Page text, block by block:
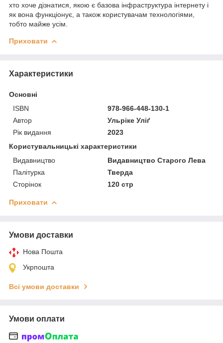
хто хоче дізнатися, якою є базова інфраструктура інтернету і
як вона функціонує, а також користувачам технологіями,
тобто майже усім.
Приховати
Характеристики
Основні
ISBN
978-966-448-130-1
Автор
Ульріке Уліґ
Рік видання
2023
Користувальницькі характеристики
Видавництво
Видавництво Старого Лева
Палітурка
Тверда
Сторінок
120 стр
Приховати
Умови доставки
Нова Пошта
Укрпошта
Всі умови доставки
Умови оплати